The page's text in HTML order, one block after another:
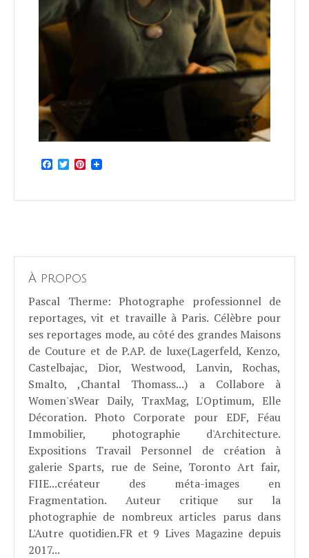
Facebook
TwitterPinterest
À propos
Pascal Therme: Photographe professionnel de
reportages, vit et travaille à Paris. Célèbre pour
ses reportages mode, au côté des grandes Maisons
de Couture et de P.AP. de luxe(Lagerfeld, Kenzo,
Castelbajac, Dior, Westwood, Lanvin, Rochas,
Smalto, ,Chantal Thomass...) a Collabore à
Women'sWear Daily, TraxMag, L'Optimum, Elle
Décoration. Photo Corporate pour EDF, Féau
Immobilier, photographie d'Architecture.
Expositions Travail Personnel de création à
galerie Sparts, rue de Seine, Toronto Art fair,
FIIE...créateur des méta-images en
Fragmentation. Auteur critique sur la
photographie de nombreux articles parus dans
L'Autre quotidien.FR et 9 Lives Magazine depuis
2017...